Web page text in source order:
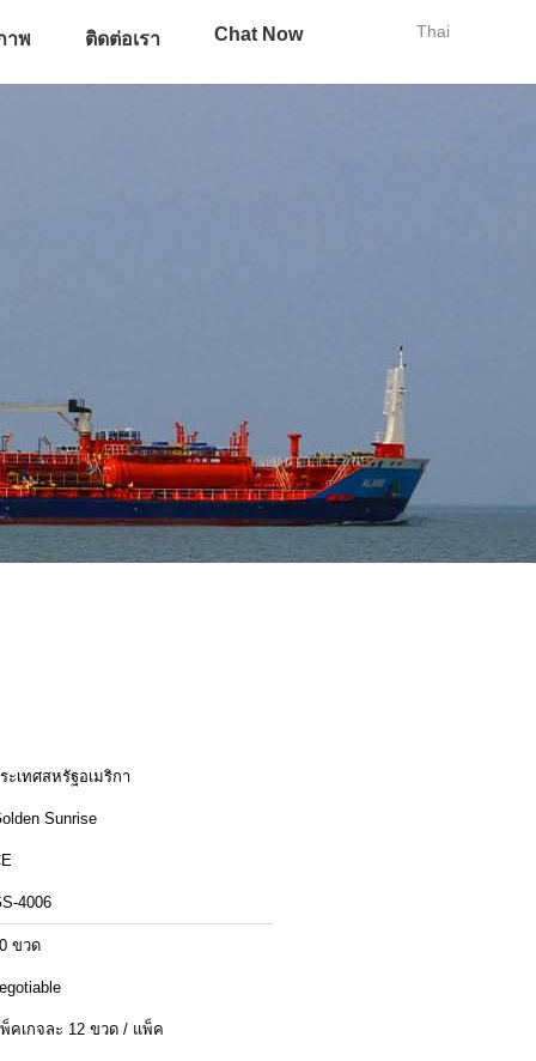
Thai
าพ ติดต่อเรา Chat Now
ะเทศสหรัฐอเมริกา
Sunrise
4006
ขวด
คเกจละ 12 ขวด / แพ็ค